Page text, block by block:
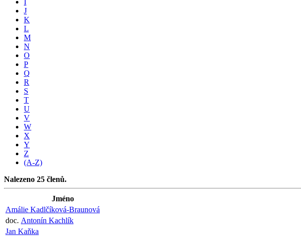
J
K
L
M
N
O
P
Q
R
S
T
U
V
W
X
Y
Z
(A-Z)
Nalezeno 25 členů.
Jméno
Amálie Kadlčíková-Braunová
doc. Antonín Kachlík
Jan Kaňka